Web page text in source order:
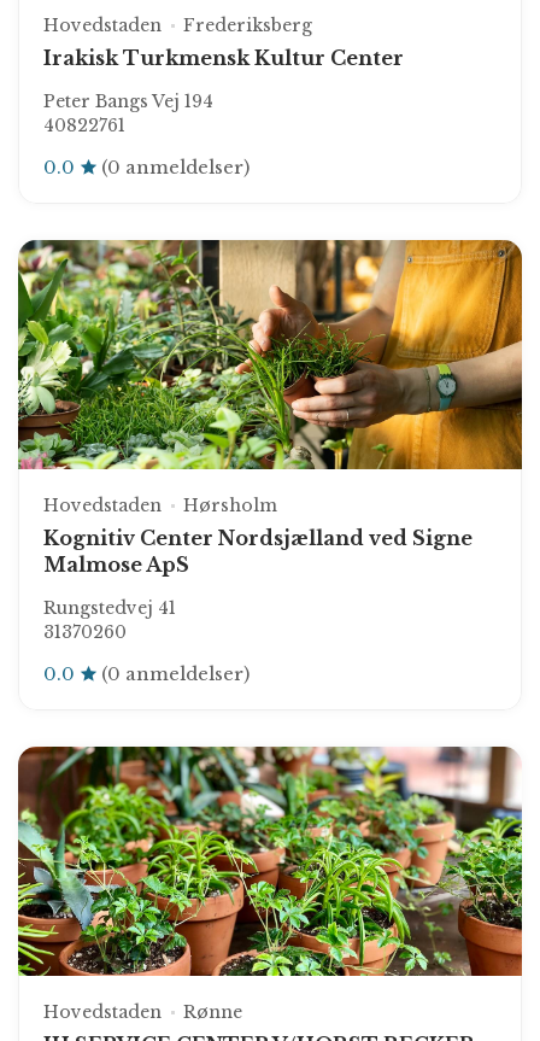
Hovedstaden Frederiksberg
Irakisk Turkmensk Kultur Center
Peter Bangs Vej 194
40822761
0.0 (0 anmeldelser)
Hovedstaden Hørsholm
Kognitiv Center Nordsjælland ved Signe
Malmose ApS
Rungstedvej 41
31370260
0.0 (0 anmeldelser)
Hovedstaden Rønne